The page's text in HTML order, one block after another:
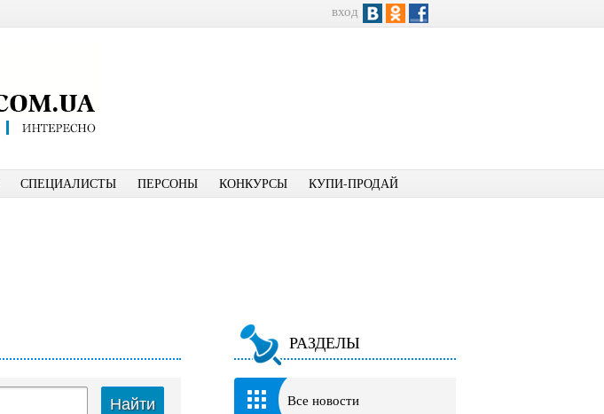
вход
СПЕЦИАЛИСТЫ ПЕРСОНЫ КОНКУРСЫ КУПИ-ПРОДАЙ
Найти
РАЗДЕЛЫ
Все новости